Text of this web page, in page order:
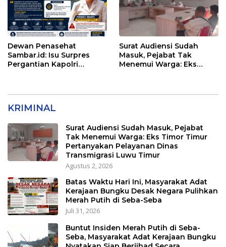
Dewan Penasehat
Sambar.id: Isu Surpres
Pergantian Kapolri
Surat Audiensi Sudah
Masuk, Pejabat Tak
Menemui Warga: Eks
KRIMINAL
Surat Audiensi Sudah Masuk, Pejabat
Tak Menemui Warga: Eks Timor Timur
Pertanyakan Pelayanan Dinas
Transmigrasi Luwu Timur
Agustus 2, 2026
Batas Waktu Hari Ini, Masyarakat Adat
Kerajaan Bungku Desak Negara Pulihkan
Merah Putih di Seba-Seba
Juli 31, 2026
Buntut Insiden Merah Putih di Seba-
Seba, Masyarakat Adat Kerajaan Bungku